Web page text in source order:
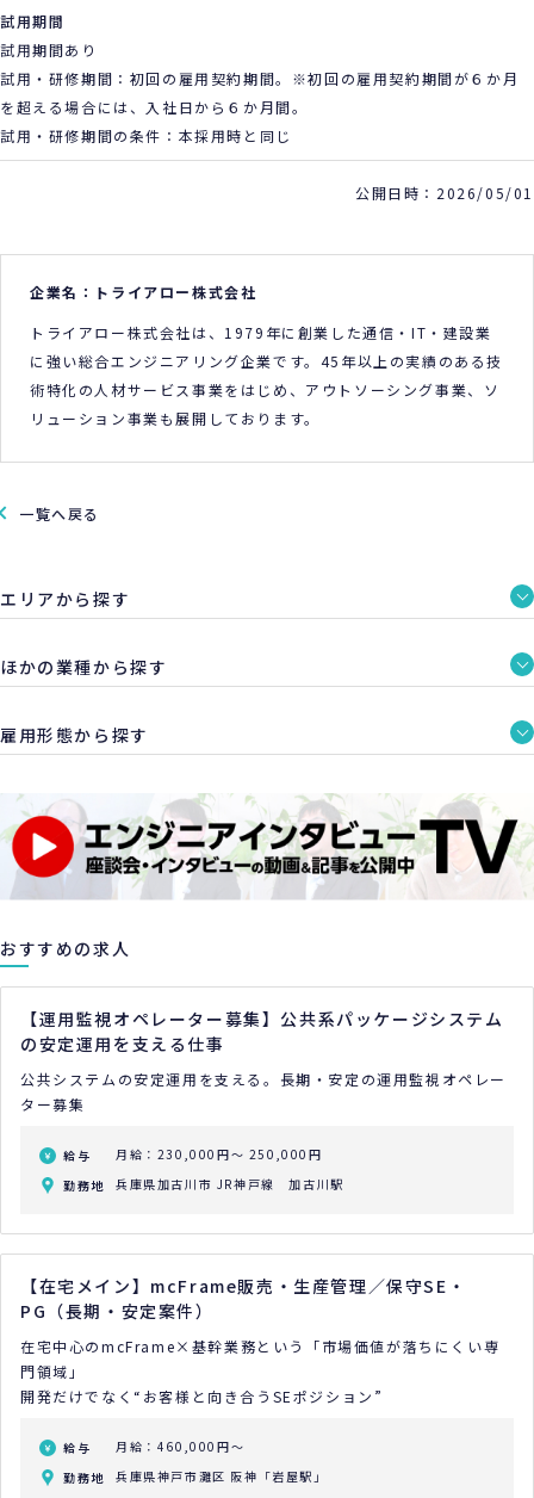
試用期間
試用期間あり
試用・研修期間：初回の雇用契約期間。※初回の雇用契約期間が６か月
を超える場合には、入社日から６か月間。
試用・研修期間の条件：本採用時と同じ
公開日時：2026/05/01
企業名：トライアロー株式会社
トライアロー株式会社は、1979年に創業した通信・IT・建設業
に強い総合エンジニアリング企業です。45年以上の実績のある技
術特化の人材サービス事業をはじめ、アウトソーシング事業、ソ
リューション事業も展開しております。
一覧へ戻る
エリアから探す
ほかの業種から探す
雇用形態から探す
おすすめの求人
【運用監視オペレーター募集】公共系パッケージシステム
の安定運用を支える仕事
公共システムの安定運用を支える。長期・安定の運用監視オペレー
ター募集
給与
月給：230,000円～ 250,000円
勤務地
兵庫県加古川市 JR神戸線 加古川駅
【在宅メイン】mcFrame販売・生産管理／保守SE・
PG（長期・安定案件）
在宅中心のmcFrame×基幹業務という「市場価値が落ちにくい専
門領域」
開発だけでなく“お客様と向き合うSEポジション”
給与
月給：460,000円～
勤務地
兵庫県神戸市灘区 阪神「岩屋駅」